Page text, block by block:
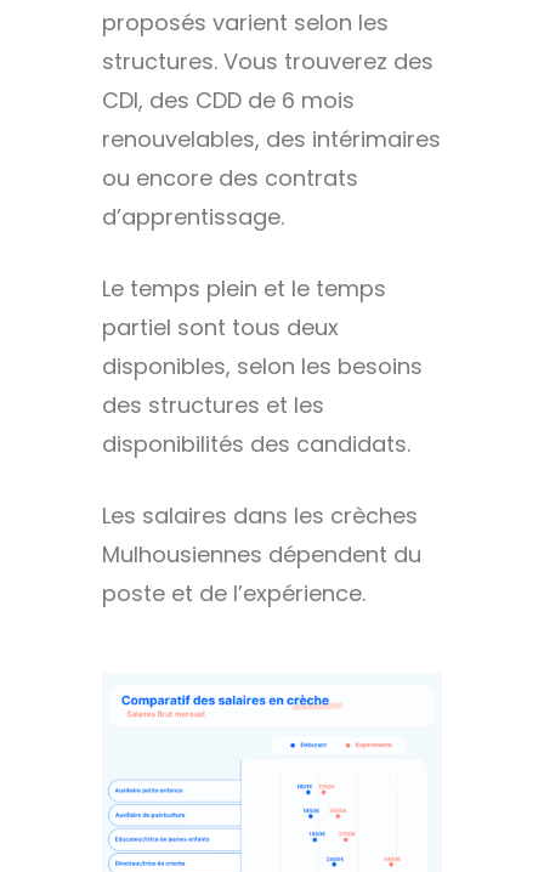
proposés varient selon les
structures. Vous trouverez des
CDI, des CDD de 6 mois
renouvelables, des intérimaires
ou encore des contrats
d’apprentissage.
Le temps plein et le temps
partiel sont tous deux
disponibles, selon les besoins
des structures et les
disponibilités des candidats.
Les salaires dans les crèches
Mulhousiennes dépendent du
poste et de l’expérience.